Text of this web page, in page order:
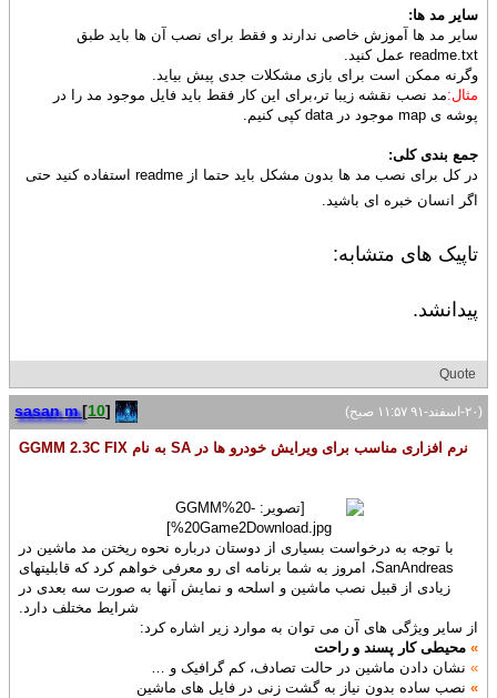
سایر مد ها:
سایر مد ها آموزش خاصی ندارند و فقط برای نصب آن ها باید طبق
readme.txt عمل کنید.
وگرنه ممکن است برای بازی مشکلات جدی پیش بیاید.
مثال:مد نصب نقشه زیبا تر،برای این کار فقط باید فایل موجود مد را در
پوشه ی map موجود در data کپی کنیم.
جمع بندی کلی:
در کل برای نصب مد ها بدون مشکل باید حتما از readme استفاده کنید حتی
اگر انسان خبره ای باشید.
تاپیک های متشابه:
پیدانشد.
Quote
(۲۰-اسفند-۹۱ ۱۱:۵۷ صبح) sasan m[10]
نرم افزاری مناسب برای ویرایش خودرو ها در SA به نام GGMM 2.3C FIX
با توجه به درخواست بسیاری از دوستان درباره نحوه ریختن مد ماشین در
SanAndreas، امروز به شما برنامه ای رو معرفی خواهم کرد که قابلیتهای
زیادی از قبیل نصب ماشین و اسلحه و نمایش آنها به صورت سه بعدی در
شرایط مختلف دارد.
از سایر ویژگی های آن می توان به موارد زیر اشاره کرد:
» محیطی کار پسند و راحت
» نشان دادن ماشین در حالت تصادف، کم گرافیک و …
» نصب ساده بدون نیاز به گشت زنی در فایل های ماشین